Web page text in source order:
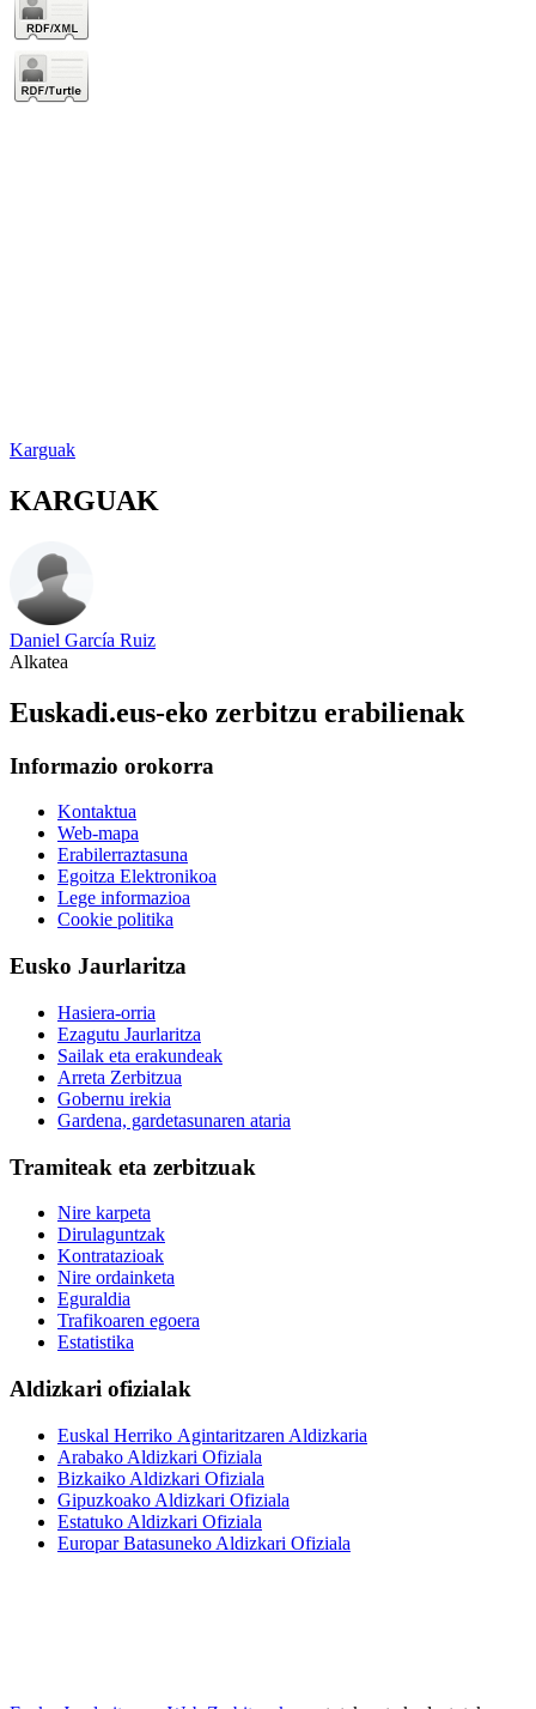
Karguak
KARGUAK
Daniel García Ruiz
Alkatea
Euskadi.eus-eko zerbitzu erabilienak
Informazio orokorra
Kontaktua
Web-mapa
Erabilerraztasuna
Egoitza Elektronikoa
Lege informazioa
Cookie politika
Eusko Jaurlaritza
Hasiera-orria
Ezagutu Jaurlaritza
Sailak eta erakundeak
Arreta Zerbitzua
Gobernu irekia
Gardena, gardetasunaren ataria
Tramiteak eta zerbitzuak
Nire karpeta
Dirulaguntzak
Kontratazioak
Nire ordainketa
Eguraldia
Trafikoaren egoera
Estatistika
Aldizkari ofizialak
Euskal Herriko Agintaritzaren Aldizkaria
Arabako Aldizkari Ofiziala
Bizkaiko Aldizkari Ofiziala
Gipuzkoako Aldizkari Ofiziala
Estatuko Aldizkari Ofiziala
Europar Batasuneko Aldizkari Ofiziala